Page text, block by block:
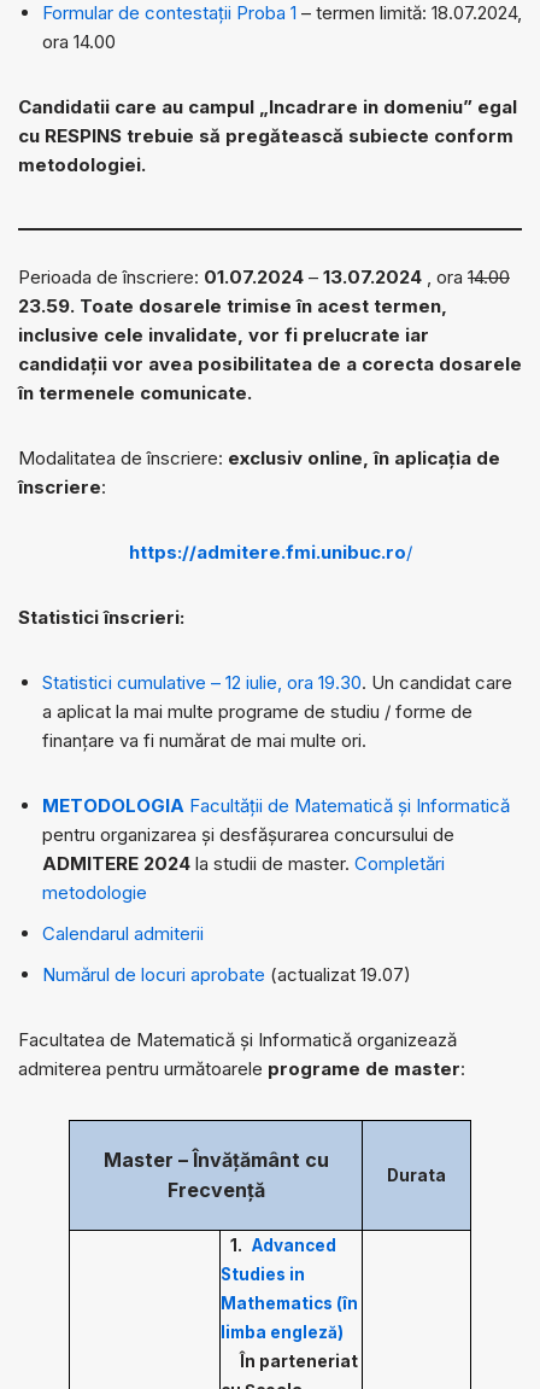
Formular de contestații Proba 1 – termen limită: 18.07.2024,
ora 14.00
Candidatii care au campul „Incadrare in domeniu” egal
cu RESPINS trebuie să pregătească subiecte conform
metodologiei.
Perioada de înscriere: 01.07.2024 – 13.07.2024 , ora 14.00
23.59. Toate dosarele trimise în acest termen,
inclusive cele invalidate, vor fi prelucrate iar
candidații vor avea posibilitatea de a corecta dosarele
în termenele comunicate.
Modalitatea de înscriere: exclusiv online, în aplicația de
înscriere:
https://admitere.fmi.unibuc.ro/
Statistici înscrieri:
Statistici cumulative – 12 iulie, ora 19.30. Un candidat care
a aplicat la mai multe programe de studiu / forme de
finanțare va fi numărat de mai multe ori.
METODOLOGIA Facultății de Matematică și Informatică
pentru organizarea și desfășurarea concursului de
ADMITERE 2024 la studii de master. Completări
metodologie
Calendarul admiterii
Numărul de locuri aprobate (actualizat 19.07)
Facultatea de Matematică și Informatică organizează
admiterea pentru următoarele programe de master:
Master – Învățământ cu
Frecvență
Durata
1. Advanced
Studies in
Mathematics (în
limba engleză)
În parteneriat